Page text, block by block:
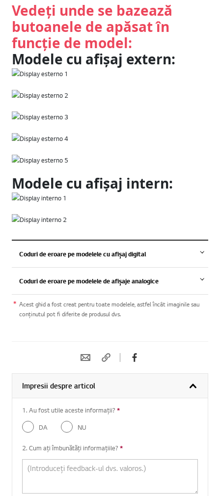
Vedeți unde se bazează
butoanele de apăsat în
funcție de model:
Modele cu afișaj extern:
Modele cu afișaj intern:
Coduri de eroare pe modelele cu afișaj digital
Coduri de eroare pe modelele de afișaje analogice
Acest ghid a fost creat pentru toate modelele, astfel încât imaginile sau
conținutul pot fi diferite de produsul dvs.
Impresii despre articol
1. Au fost utile aceste informații? *
DA
NU
2. Cum ați îmbunătăți informațiile? *